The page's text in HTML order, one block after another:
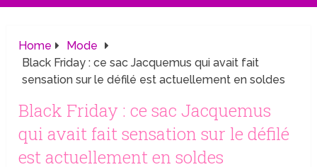
Home
Mode
Black Friday : ce sac Jacquemus qui avait fait
sensation sur le défilé est actuellement en soldes
Black Friday : ce sac Jacquemus
qui avait fait sensation sur le défilé
est actuellement en soldes